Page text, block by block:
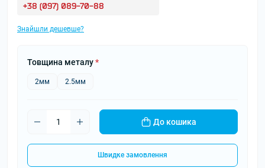
+38 (097) 089-70-88
Знайшли дешевше?
Товщина металу*
2мм 2.5мм
До кошика
Швидке замовлення